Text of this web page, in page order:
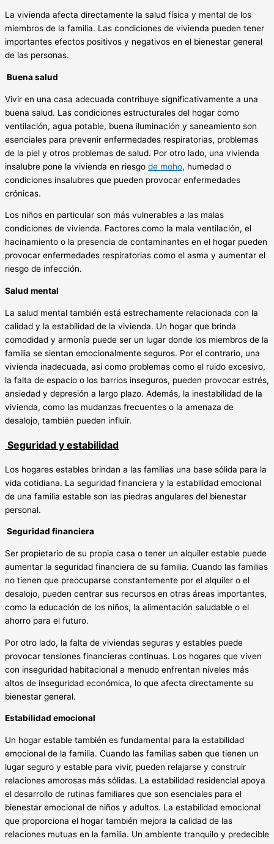
La vivienda afecta directamente la salud física y mental de los
miembros de la familia. Las condiciones de vivienda pueden tener
importantes efectos positivos y negativos en el bienestar general
de las personas.
Buena salud
Vivir en una casa adecuada contribuye significativamente a una
buena salud. Las condiciones estructurales del hogar como
ventilación, agua potable, buena iluminación y saneamiento son
esenciales para prevenir enfermedades respiratorias, problemas
de la piel y otros problemas de salud. Por otro lado, una vivienda
insalubre pone la vivienda en riesgo de moho, humedad o
condiciones insalubres que pueden provocar enfermedades
crónicas.
Los niños en particular son más vulnerables a las malas
condiciones de vivienda. Factores como la mala ventilación, el
hacinamiento o la presencia de contaminantes en el hogar pueden
provocar enfermedades respiratorias como el asma y aumentar el
riesgo de infección.
Salud mental
La salud mental también está estrechamente relacionada con la
calidad y la estabilidad de la vivienda. Un hogar que brinda
comodidad y armonía puede ser un lugar donde los miembros de la
familia se sientan emocionalmente seguros. Por el contrario, una
vivienda inadecuada, así como problemas como el ruido excesivo,
la falta de espacio o los barrios inseguros, pueden provocar estrés,
ansiedad y depresión a largo plazo. Además, la inestabilidad de la
vivienda, como las mudanzas frecuentes o la amenaza de
desalojo, también pueden influir.
Seguridad y estabilidad
Los hogares estables brindan a las familias una base sólida para la
vida cotidiana. La seguridad financiera y la estabilidad emocional
de una familia estable son las piedras angulares del bienestar
personal.
Seguridad financiera
Ser propietario de su propia casa o tener un alquiler estable puede
aumentar la seguridad financiera de su familia. Cuando las familias
no tienen que preocuparse constantemente por el alquiler o el
desalojo, pueden centrar sus recursos en otras áreas importantes,
como la educación de los niños, la alimentación saludable o el
ahorro para el futuro.
Por otro lado, la falta de viviendas seguras y estables puede
provocar tensiones financieras continuas. Los hogares que viven
con inseguridad habitacional a menudo enfrentan niveles más
altos de inseguridad económica, lo que afecta directamente su
bienestar general.
Estabilidad emocional
Un hogar estable también es fundamental para la estabilidad
emocional de la familia. Cuando las familias saben que tienen un
lugar seguro y estable para vivir, pueden relajarse y construir
relaciones amorosas más sólidas. La estabilidad residencial apoya
el desarrollo de rutinas familiares que son esenciales para el
bienestar emocional de niños y adultos. La estabilidad emocional
que proporciona el hogar también mejora la calidad de las
relaciones mutuas en la familia. Un ambiente tranquilo y predecible